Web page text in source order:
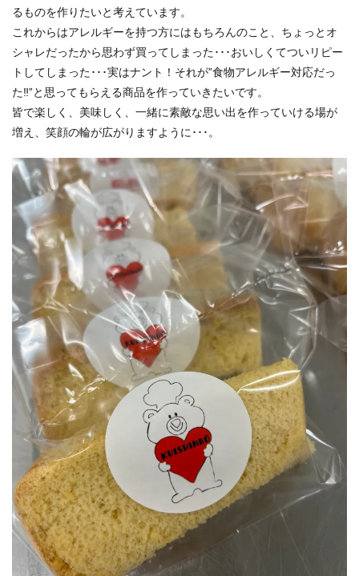
るものを作りたいと考えています。
これからはアレルギーを持つ方にはもちろんのこと、ちょっとオ
シャレだったから思わず買ってしまった･･･おいしくてついリピー
トしてしまった･･･実はナント！それが”食物アレルギー対応だっ
た‼”と思ってもらえる商品を作っていきたいです。
皆で楽しく、美味しく、一緒に素敵な思い出を作っていける場が
増え、笑顔の輪が広がりますように･･･。